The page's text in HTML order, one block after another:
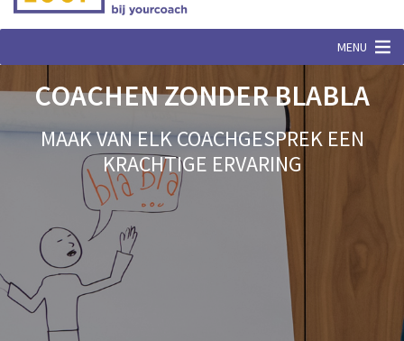
MENU
COACHEN ZONDER BLABLA
MAAK VAN ELK COACHGESPREK EEN
KRACHTIGE ERVARING